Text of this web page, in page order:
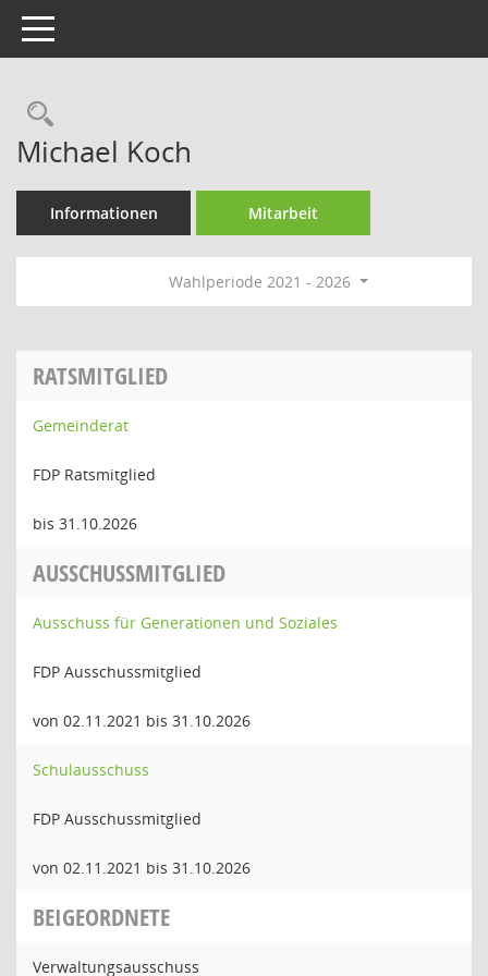
Toggle navigation
Rechercheauswahl
Michael Koch
Informationen Mitarbeit
Wahlperiode 2021 - 2026
RATSMITGLIED
Gemeinderat
FDP Ratsmitglied
bis 31.10.2026
AUSSCHUSSMITGLIED
Ausschuss für Generationen und Soziales
FDP Ausschussmitglied
von 02.11.2021 bis 31.10.2026
Schulausschuss
FDP Ausschussmitglied
von 02.11.2021 bis 31.10.2026
BEIGEORDNETE
Verwaltungsausschuss